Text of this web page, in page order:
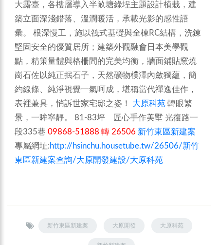
大露臺，各樓層導入半畝塘綠埕主題設計植栽，建
築立面深淺錯落、溫潤暖活，承載光影的感性語
彙。 根深慢工，施以筏式基礎與全棟RC結構，洗鍊
堅固安全的優質居所；建築外觀融會日本美學觀
點，精策量體與格柵間的完美均衡，牆面鋪貼窯燒
崗石佐以純正抿石子，天然礦物樸澤內斂獨蘊，簡
約線條、純淨視覺一氣呵成，堪稱當代禪逸佳作，
表裡兼具，悄訴世家宅邸之姿！ 大原科苑 轉眼繁
景，一眸寧靜。 81-83坪 匠心手作美墅 光復路一
段335巷 09868-51888 轉 26506 新竹東區新建案
專屬網址:http://hsinchu.housetube.tw/26506/新竹
東區新建案查詢/大原開發建設/大原科苑
新竹東區新建案 大原開發 大原科苑